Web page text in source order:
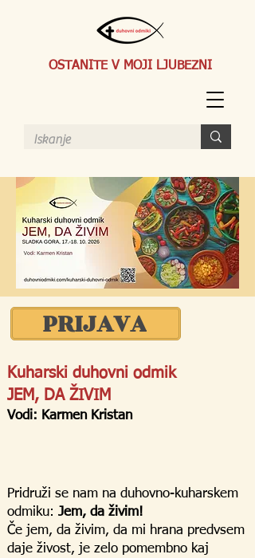
OSTANITE V MOJI LJUBEZNI
PRIJAVA
Kuharski duhovni odmik
JEM, DA ŽIVIM
Vodi: Karmen Kristan
Pridruži se nam na duhovno-kuharskem
odmiku: Jem, da živim!
Če jem, da živim, da mi hrana predvsem
daje živost, je zelo pomembno kaj